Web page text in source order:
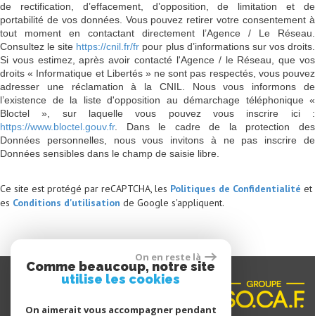
de rectification, d’effacement, d’opposition, de limitation et de
portabilité de vos données. Vous pouvez retirer votre consentement à
tout moment en contactant directement l’Agence / Le Réseau.
Consultez le site https://cnil.fr/fr pour plus d’informations sur vos droits.
Si vous estimez, après avoir contacté l'Agence / le Réseau, que vos
droits « Informatique et Libertés » ne sont pas respectés, vous pouvez
adresser une réclamation à la CNIL. Nous vous informons de
l’existence de la liste d'opposition au démarchage téléphonique «
Bloctel », sur laquelle vous pouvez vous inscrire ici :
https://www.bloctel.gouv.fr. Dans le cadre de la protection des
Données personnelles, nous vous invitons à ne pas inscrire de
Données sensibles dans le champ de saisie libre.
Ce site est protégé par reCAPTCHA, les Politiques de Confidentialité et
es Conditions d'utilisation de Google s'appliquent.
On en reste là
Comme beaucoup, notre site
utilise les cookies
On aimerait vous accompagner pendant